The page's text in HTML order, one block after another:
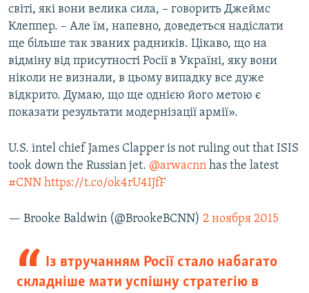
світі, які вони велика сила, – говорить Джеймс
Клеппер. – Але їм, напевно, доведеться надіслати
ще більше так званих радників. Цікаво, що на
відміну від присутності Росії в Україні, яку вони
ніколи не визнали, в цьому випадку все дуже
відкрито. Думаю, що ще однією його метою є
показати результати модернізації армії».
U.S. intel chief James Clapper is not ruling out that ISIS
took down the Russian jet. @arwacnn has the latest
#CNN https://t.co/ok4rU4IJfF
— Brooke Baldwin (@BrookeBCNN) 2 ноября 2015
Із втручанням Росії стало набагато
складніше мати успішну стратегію в